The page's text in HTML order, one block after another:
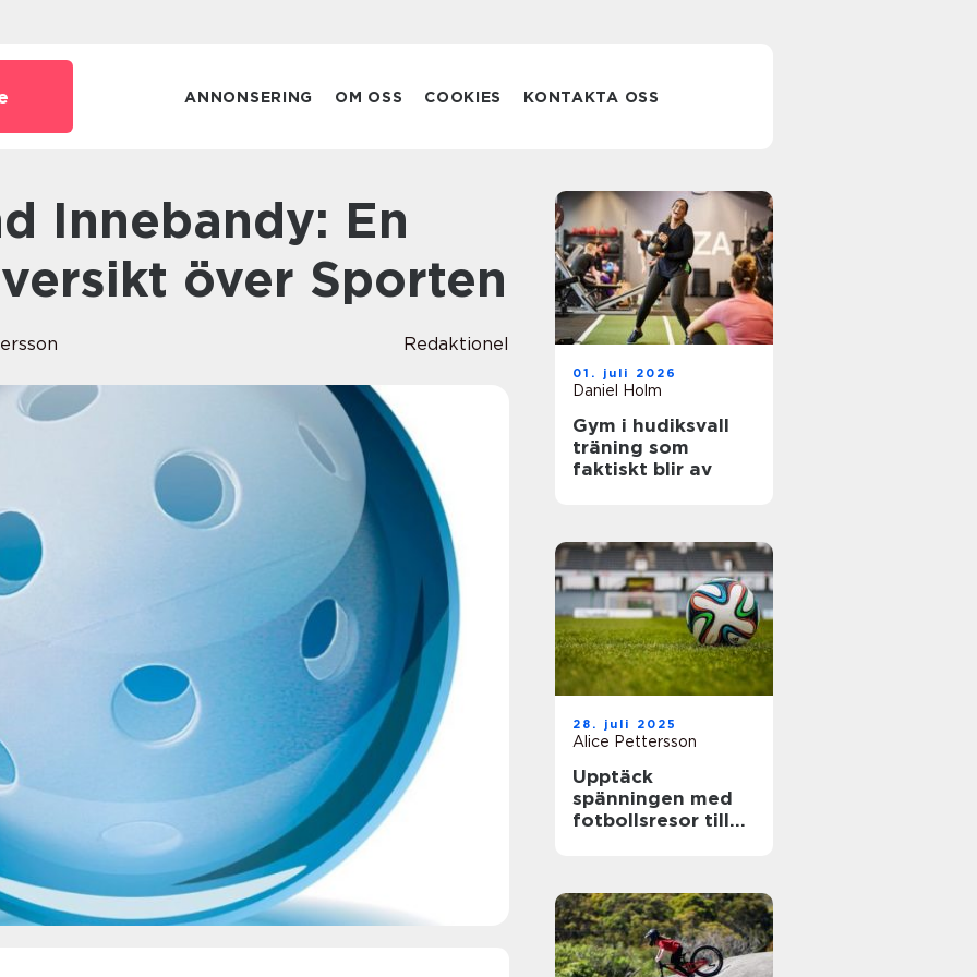
ANNONSERING OM OSS COOKIES KONTAKTA OSS
över Sporten
Redaktionel
01. juli 2026
Daniel Holm
Gym i hudiksvall
träning som
faktiskt blir av
28. juli 2025
Alice Pettersson
Upptäck
spänningen med
fotbollsresor till